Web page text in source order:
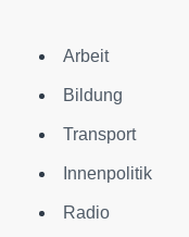
Arbeit
Bildung
Transport
Innenpolitik
Radio